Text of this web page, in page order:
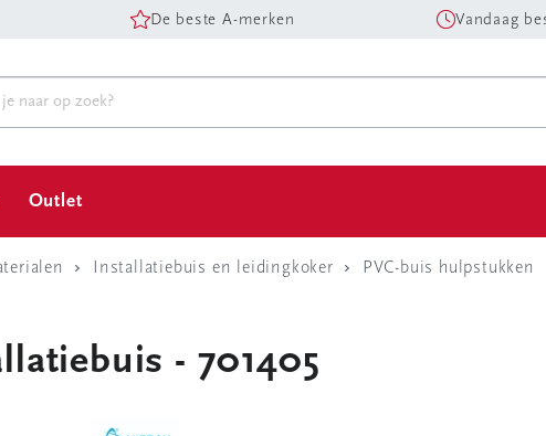
De beste A-merken Vandaag
Outlet
Installatiebuis en leidingkoker PVC-buis hulpstukken
- 701405